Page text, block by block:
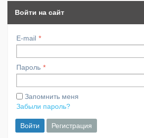
Войти на сайт
E-mail
Пароль
Запомнить меня
Забыли пароль?
Войти Регистрация